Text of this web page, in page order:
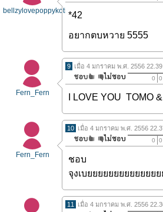
bellzylovepoppykotic*42
อยากตบหวาย 5555
Fern_Fern
9 เมื่อ 4 มกราคม พ.ศ. 2556 22.39
0 0
I LOVE YOU TOMO
Fern_Fern
10 เมื่อ 4 มกราคม พ.ศ. 2556
0 0
ชอบ
จุงเบยยยยยยยยยยยยย
11 เมื่อ 4 มกราคม พ.ศ. 2556